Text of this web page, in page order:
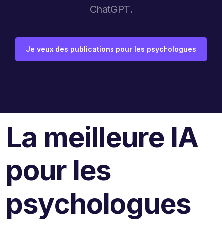
ChatGPT.
Je veux des publications pour les psychologues
La meilleure IA
pour les
psychologues